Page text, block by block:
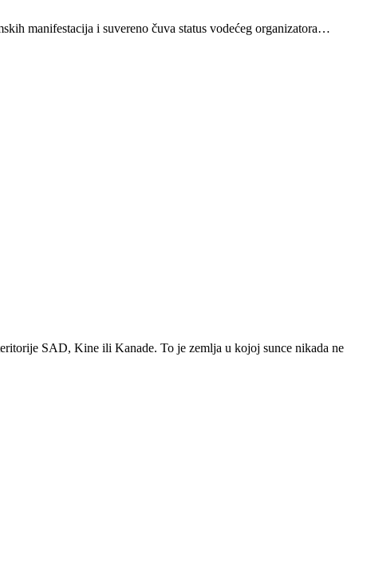
manifestacija i suvereno čuva status vodećeg organizatora…
SAD, Kine ili Kanade. To je zemlja u kojoj sunce nikada ne